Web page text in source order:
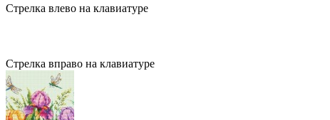
Стрелка влево на клавиатуре
Стрелка вправо на клавиатуре